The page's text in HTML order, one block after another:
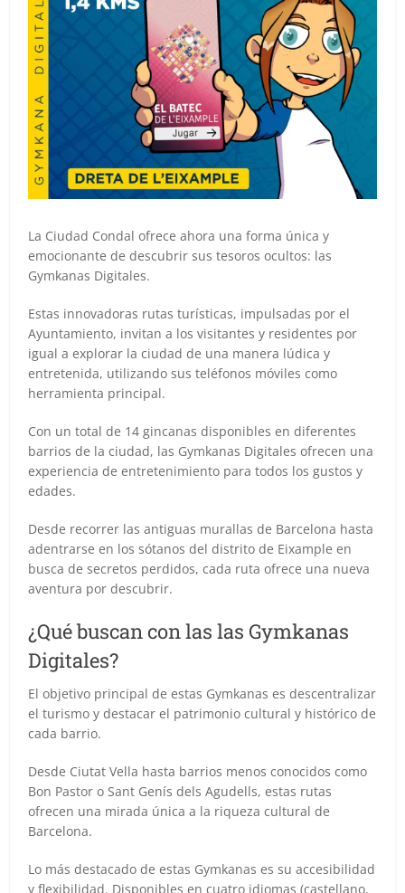
La Ciudad Condal ofrece ahora una forma única y
emocionante de descubrir sus tesoros ocultos: las
Gymkanas Digitales.
Estas innovadoras rutas turísticas, impulsadas por el
Ayuntamiento, invitan a los visitantes y residentes por
igual a explorar la ciudad de una manera lúdica y
entretenida, utilizando sus teléfonos móviles como
herramienta principal.
Con un total de 14 gincanas disponibles en diferentes
barrios de la ciudad, las Gymkanas Digitales ofrecen una
experiencia de entretenimiento para todos los gustos y
edades.
Desde recorrer las antiguas murallas de Barcelona hasta
adentrarse en los sótanos del distrito de Eixample en
busca de secretos perdidos, cada ruta ofrece una nueva
aventura por descubrir.
¿Qué buscan con las las Gymkanas
Digitales?
El objetivo principal de estas Gymkanas es descentralizar
el turismo y destacar el patrimonio cultural y histórico de
cada barrio.
Desde Ciutat Vella hasta barrios menos conocidos como
Bon Pastor o Sant Genís dels Agudells, estas rutas
ofrecen una mirada única a la riqueza cultural de
Barcelona.
Lo más destacado de estas Gymkanas es su accesibilidad
y flexibilidad. Disponibles en cuatro idiomas (castellano,